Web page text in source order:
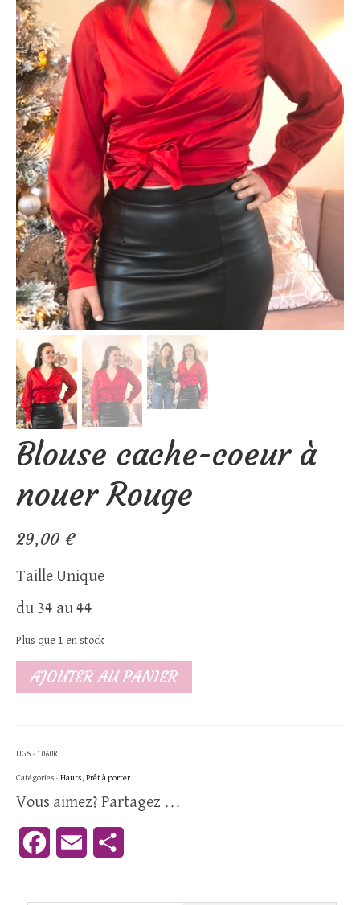
Blouse cache-coeur à
nouer Rouge
29,00 €
Taille Unique
du 34 au 44
Plus que 1 en stock
quantité
de
Rouge
AJOUTER AU PANIER
UGS : 1060R
Catégories : Hauts, Prêt à porter
Vous aimez? Partagez ...
FacebookEmail